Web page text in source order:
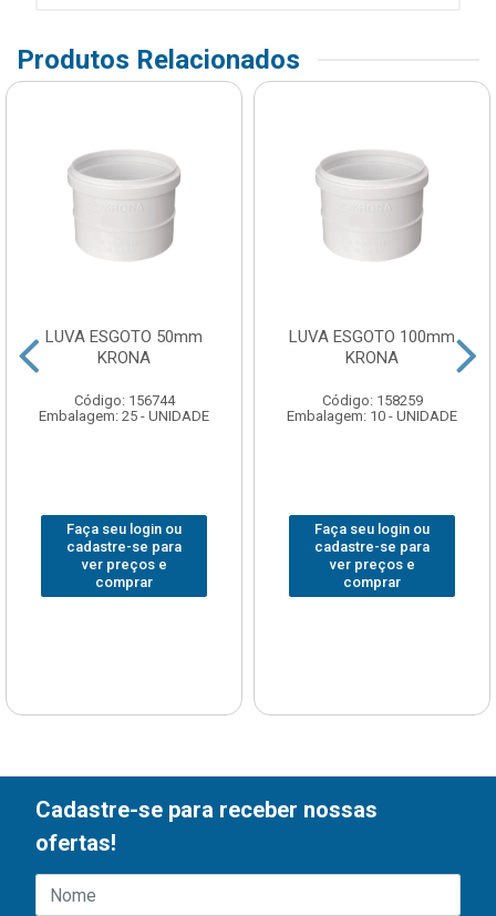
Produtos Relacionados
LUVA ESGOTO 50mm
KRONA
Código: 156744
Embalagem: 25 - UNIDADE
Faça seu login ou
cadastre-se para
ver preços e
comprar
LUVA ESGOTO 100mm
KRONA
Código: 158259
Embalagem: 10 - UNIDADE
Faça seu login ou
cadastre-se para
ver preços e
comprar
Cadastre-se para receber nossas
ofertas!